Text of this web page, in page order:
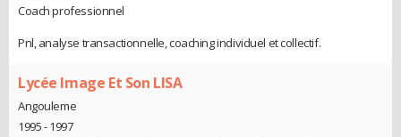
Coach professionnel
Pnl, analyse transactionnelle, coaching individuel et collectif.
Lycée Image Et Son LISA
Angouleme
1995 - 1997